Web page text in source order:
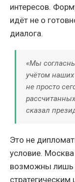
интересов.
идёт не о
диалога.
«Мы
учётом
не просто
сказал
Это не
условие.
возможны лишь
стратегическим